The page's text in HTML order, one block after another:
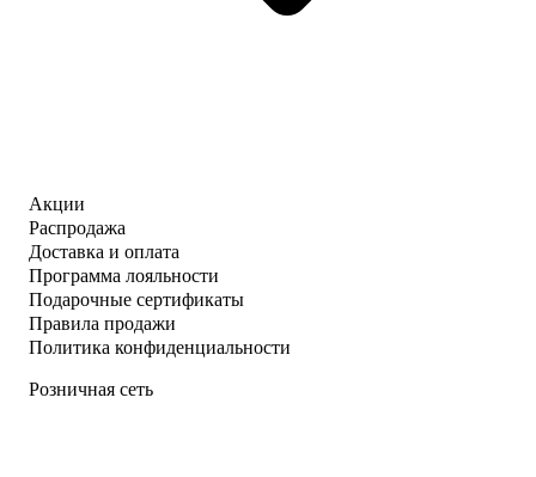
Акции
Распродажа
Доставка и оплата
Программа лояльности
Подарочные сертификаты
Правила продажи
Политика конфиденциальности
Розничная сеть